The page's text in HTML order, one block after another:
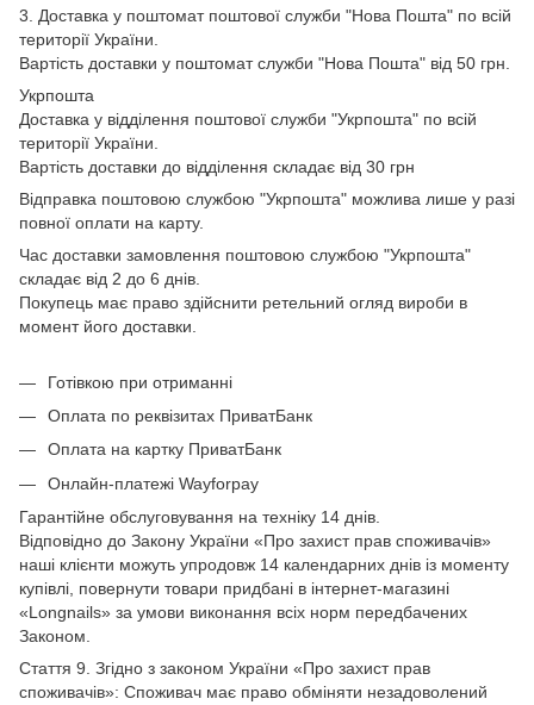
3. Доставка у поштомат поштової служби "Нова Пошта" по всій
території України.
Вартість доставки у поштомат служби "Нова Пошта" від 50 грн.
Укрпошта
Доставка у відділення поштової служби "Укрпошта" по всій
території України.
Вартість доставки до відділення складає від 30 грн
Відправка поштовою службою "Укрпошта" можлива лише у разі
повної оплати на карту.
Час доставки замовлення поштовою службою "Укрпошта"
складає від 2 до 6 днів.
Покупець має право здійснити ретельний огляд вироби в
момент його доставки.
Готівкою при отриманні
Оплата по реквізитах ПриватБанк
Оплата на картку ПриватБанк
Онлайн-платежі Wayforpay
Гарантійне обслуговування на техніку 14 днів.
Відповідно до Закону України «Про захист прав споживачів»
наші клієнти можуть упродовж 14 календарних днів із моменту
купівлі, повернути товари придбані в інтернет-магазині
«Longnails» за умови виконання всіх норм передбачених
Законом.
Стаття 9. Згідно з законом України «Про захист прав
споживачів»: Споживач має право обміняти незадоволений